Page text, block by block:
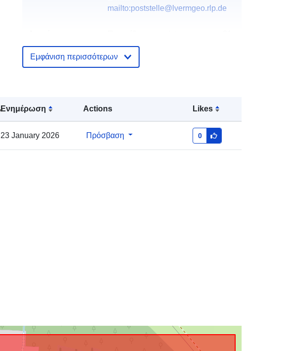
Ενημέρωση Actions Likes
23 January 2026 Πρόσβαση 0
mailto:poststelle@lvermgeo.rlp.de
καταλόγου:
February 2026
Επικαιροποιήθηκε στα data.europa.eu:
], [ 7.69088, 50.3408 ], [ 7.69088,
50.3383 ], [ 7.67927, 50.3383 ], [
Εμφάνιση περισσότερων